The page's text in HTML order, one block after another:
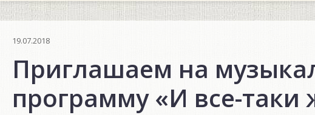
19.07.2018
Приглашаем на
программу «И все-таки